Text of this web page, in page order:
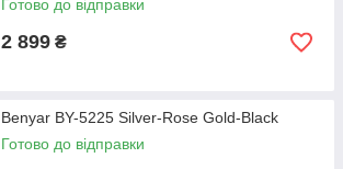
Готово до відправки
2 899 ₴
Benyar BY-5225 Silver-Rose Gold-Black
Готово до відправки